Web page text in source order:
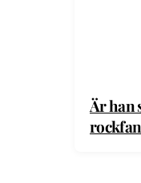
Är han